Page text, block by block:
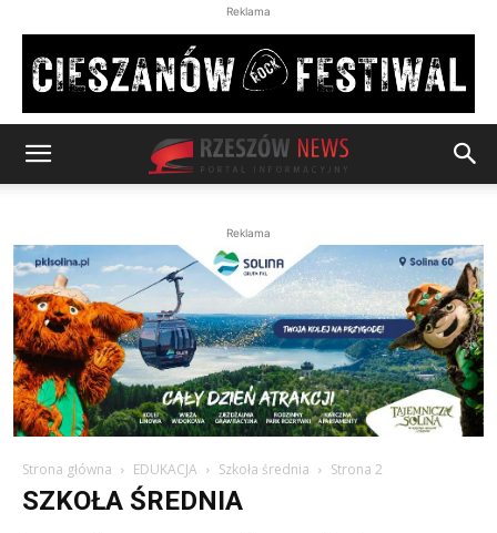
Reklama
Reklama
Strona główna EDUKACJA Szkoła średnia Strona 2
SZKOŁA ŚREDNIA